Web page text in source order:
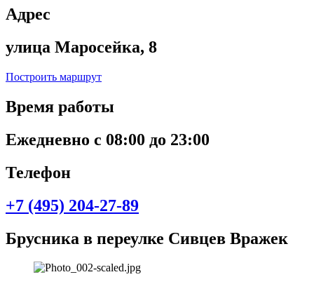
Адрес
улица Маросейка, 8
Построить маршрут
Время работы
Ежедневно с 08:00 до 23:00
Телефон
+7 (495) 204-27-89
Брусника в переулке Сивцев Вражек